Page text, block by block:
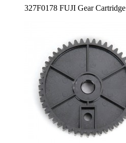
327F0178 FUJI Gear Cartridge